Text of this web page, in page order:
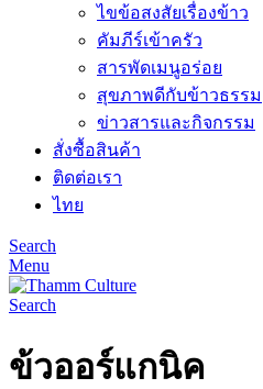
ไขข้อสงสัยเรื่องข้าว
คัมภีร์เข้าครัว
สารพัดเมนูอร่อย
สุขภาพดีกับข้าวธรรม
ข่าวสารและกิจกรรม
สั่งซื้อสินค้า
ติดต่อเรา
ไทย
Search
Menu
Search
ข้วออร์แกนิค